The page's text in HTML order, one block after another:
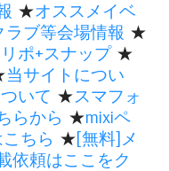
★オススメイベ
ラブ等会場情報 ★
ポ+スナップ★
当サイトについ
いて ★スマフォ
らから ★mixiペ
ちら ★[無料]メ
依頼はここをク